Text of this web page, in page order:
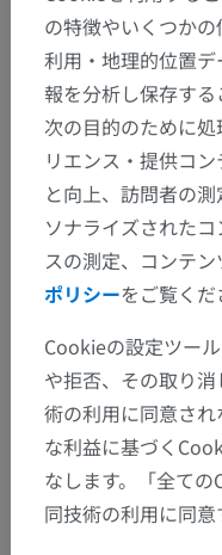
の特徴やいくつかの
利用・地理的位置
報を分析し保存す
次の目的のために
リエンス・提供コ
と向上、訪問者の
ソナライズされた
スの測定、コンテ
ポリシーをご覧くだ
Cookieの設定ツー
や拒否、その取り
術の利用に同意さ
な利益に基づく
なします。「全て
同技術の利用に同意